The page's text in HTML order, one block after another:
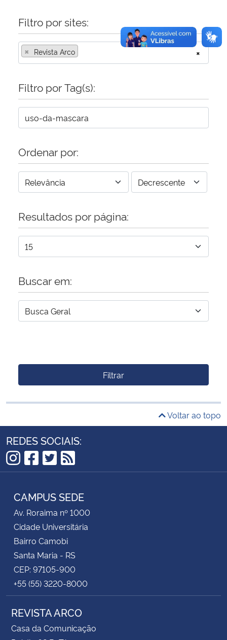
Filtro por sites:
×
× Revista Arco
Filtro por Tag(s):
Ordenar por:
Resultados por página:
Buscar em:
Filtrar
Voltar ao topo
REDES SOCIAIS:
Instagram
Facebook
Twitter
RSS
CAMPUS SEDE
Av. Roraima nº 1000
Cidade Universitária
Bairro Camobi
Santa Maria - RS
CEP: 97105-900
+55 (55) 3220-8000
REVISTA ARCO
Casa da Comunicação